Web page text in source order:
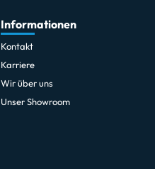
Informationen
Kontakt
Karriere
Wir über uns
Unser Showroom